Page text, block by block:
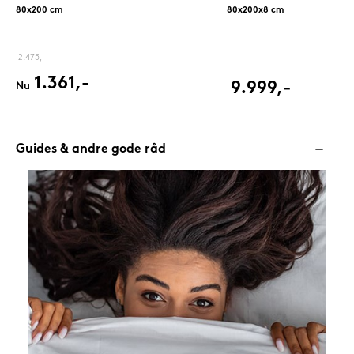
80x200 cm
2.475,-
Nu 1.361,-
80x200x8 cm
9.999,-
Guides & andre gode råd